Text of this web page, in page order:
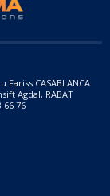
CASABLANCA
Agdal, RABAT
66 76